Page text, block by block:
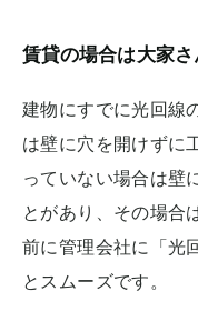
賃貸の場合は大家
建物にすでに光回線
は壁に穴を開けずに
っていない場合は壁
とがあり、その場合
前に管理会社に「光
とスムーズです。